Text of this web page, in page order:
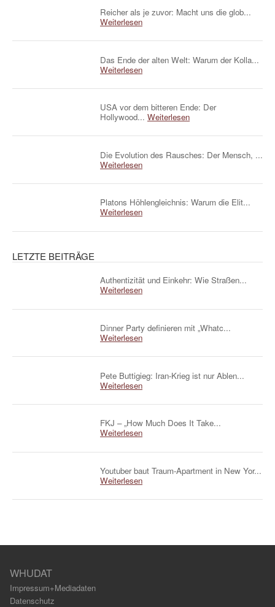
Reicher als je zuvor: Macht uns die glob...
Weiterlesen
Das Ende der alten Welt: Warum der Kolla...
Weiterlesen
USA vor dem bitteren Ende: Der
Hollywood... Weiterlesen
Die Evolution des Rausches: Der Mensch, ...
Weiterlesen
Platons Höhlengleichnis: Warum die Elit...
Weiterlesen
LETZTE BEITRÄGE
Authentizität und Einkehr: Wie Straßen...
Weiterlesen
Dinner Party definieren mit „Whatc...
Weiterlesen
Pete Buttigieg: Iran-Krieg ist nur Ablen...
Weiterlesen
FKJ – „How Much Does It Take...
Weiterlesen
Youtuber baut Traum-Apartment in New Yor...
Weiterlesen
WHUDAT
Impressum+Mediadaten
Datenschutz